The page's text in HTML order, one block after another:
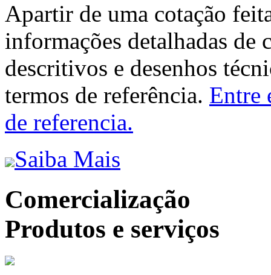
Apartir de uma cotação
informações detalhadas de
descritivos e desenhos
termos de referência. Entre
de referencia.
Saiba Mais
Comercialização
Produtos e serviços